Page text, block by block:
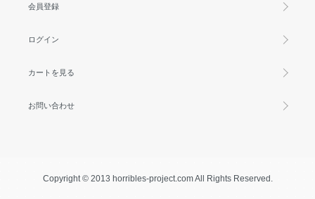
会員登録
ログイン
カートを見る
お問い合わせ
Copyright © 2013 horribles-project.com All Rights Reserved.